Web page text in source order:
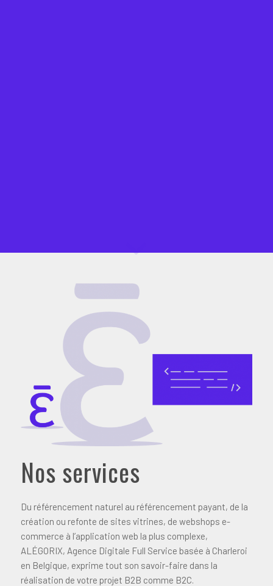
Nos services
Du référencement naturel au référencement payant, de la
création ou refonte de sites vitrines, de webshops e-
commerce à l’application web la plus complexe,
ALÉGORIX, Agence Digitale Full Service basée à Charleroi
en Belgique, exprime tout son savoir-faire dans la
réalisation de votre projet B2B comme B2C.